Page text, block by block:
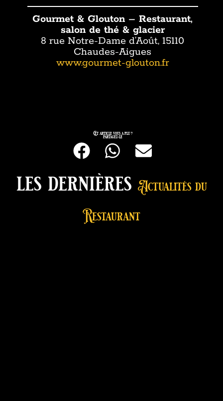
Gourmet & Glouton – Restaurant,
salon de thé & glacier
8 rue Notre-Dame d’Août, 15110
Chaudes-Aigues
www.gourmet-glouton.fr
Cet article vous a plu ?
partagez-le
les dernières Actualités du
Restaurant